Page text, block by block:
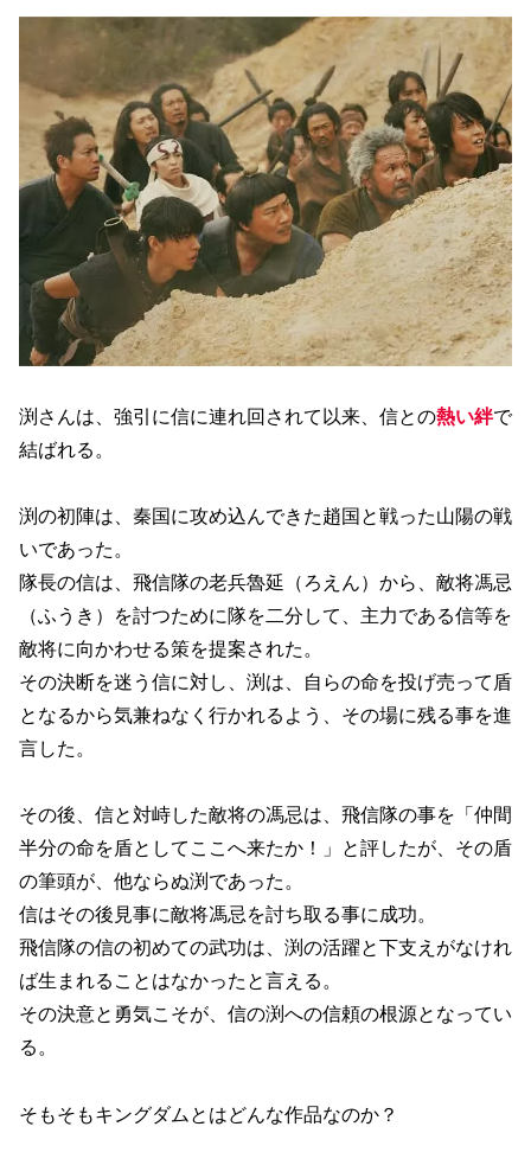
渕さんは、強引に信に連れ回されて以来、信との熱い絆で
結ばれる。
渕の初陣は、秦国に攻め込んできた趙国と戦った山陽の戦
いであった。
隊長の信は、飛信隊の老兵魯延（ろえん）から、敵将馮忌
（ふうき）を討つために隊を二分して、主力である信等を
敵将に向かわせる策を提案された。
その決断を迷う信に対し、渕は、自らの命を投げ売って盾
となるから気兼ねなく行かれるよう、その場に残る事を進
言した。
その後、信と対峙した敵将の馮忌は、飛信隊の事を「仲間
半分の命を盾としてここへ来たか！」と評したが、その盾
の筆頭が、他ならぬ渕であった。
信はその後見事に敵将馮忌を討ち取る事に成功。
飛信隊の信の初めての武功は、渕の活躍と下支えがなけれ
ば生まれることはなかったと言える。
その決意と勇気こそが、信の渕への信頼の根源となってい
る。
そもそもキングダムとはどんな作品なのか？